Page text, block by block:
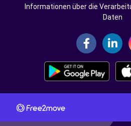
Informationen über die
Daten